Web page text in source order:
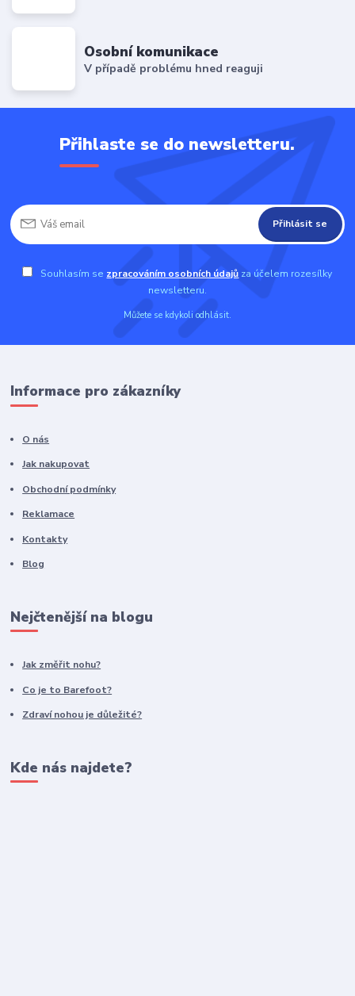
Osobní komunikace
V případě problému hned reaguji
Přihlaste se do newsletteru.
Přihlásit se
Souhlasím se zpracováním osobních údajů za účelem rozesílky
newsletteru.
Můžete se kdykoli odhlásit.
Informace pro zákazníky
O nás
Jak nakupovat
Obchodní podmínky
Reklamace
Kontakty
Blog
Nejčtenější na blogu
Jak změřit nohu?
Co je to Barefoot?
Zdraví nohou je důležité?
Kde nás najdete?